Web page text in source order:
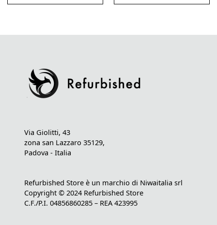
Via Giolitti, 43
zona san Lazzaro 35129,
Padova - Italia
Refurbished Store è un marchio di Niwaitalia srl
Copyright © 2024 Refurbished Store
C.F./P.I. 04856860285 – REA 423995